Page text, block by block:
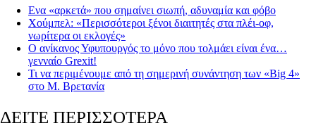
Ενα «αρκετά» που σημαίνει σιωπή, αδυναμία και φόβο
Χούμπελ: «Περισσότεροι ξένοι διαιτητές στα πλέι-οφ,
νωρίτερα οι εκλογές»
Ο ανίκανος Υφυπουργός το μόνο που τολμάει είναι ένα…
γενναίο Grexit!
Τι να περιμένουμε από τη σημερινή συνάντηση των «Big 4»
στο Μ. Βρετανία
ΔΕΙΤΕ ΠΕΡΙΣΣΟΤΕΡΑ